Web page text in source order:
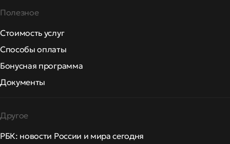
Полезное
Стоимость услуг
Способы оплаты
Бонусная программа
Документы
Другое
РБК: новости России и мира сегодня